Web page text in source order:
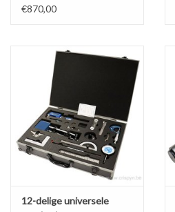
Gr00 400x200+ U
€870,00
12-delige universele